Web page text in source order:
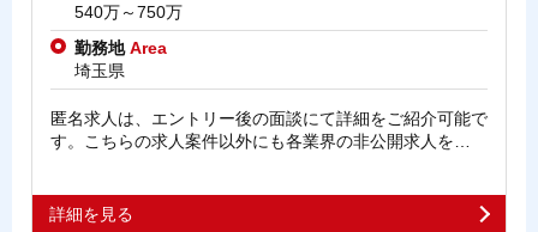
540万～750万
勤務地Area
埼玉県
匿名求人は、エントリー後の面談にて詳細をご紹介可能で
す。こちらの求人案件以外にも各業界の非公開求人を…
詳細を見る